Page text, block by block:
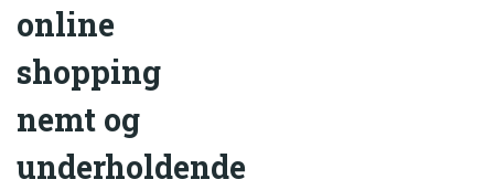
online
shopping
nemt og
underholdende